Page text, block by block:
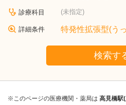
診療科目 (未指定)
詳細条件 特発性拡張型(う
検索す
※このページの医療機関・薬局は 高見橋駅